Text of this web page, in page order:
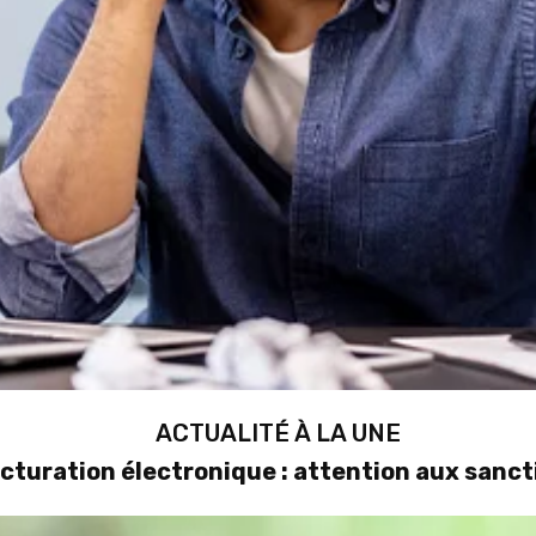
ACTUALITÉ À LA UNE
électronique : attention aux